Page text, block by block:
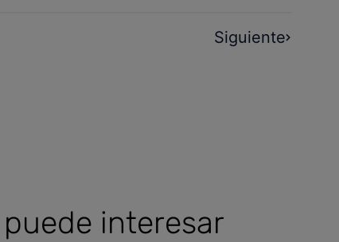
Siguiente
interesar